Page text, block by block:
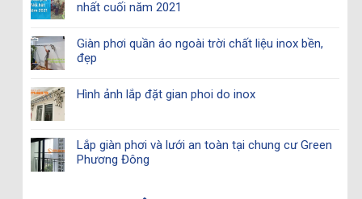
nhất cuối năm 2021
Giàn phơi quần áo ngoài trời chất liệu inox bền,
đẹp
Hình ảnh lắp đặt gian phoi do inox
Lắp giàn phơi và lưới an toàn tại chung cư Green
Phương Đông